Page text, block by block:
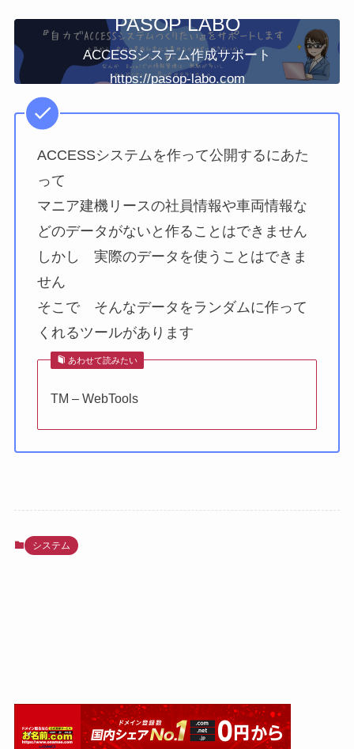
PASOP LABO
ACCESSシステム作成サポート
https://pasop-labo.com
ACCESSシステムを作って公開するにあた
って
マニア建機リースの社員情報や車両情報な
どのデータがないと作ることはできません
しかし 実際のデータを使うことはできま
せん
そこで そんなデータをランダムに作って
くれるツールがあります
あわせて読みたい
TM – WebTools
システム